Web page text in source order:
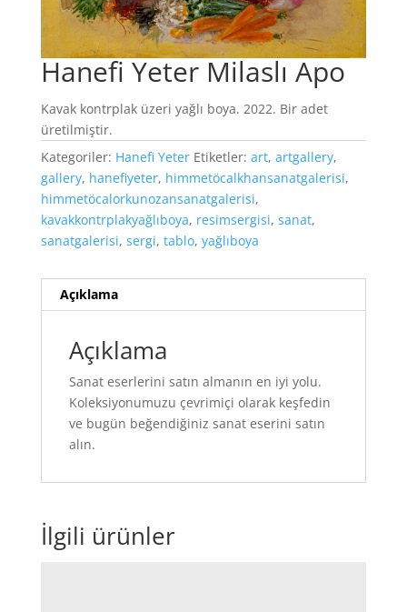
Hanefi Yeter Milaslı Apo
Kavak kontrplak üzeri yağlı boya. 2022. Bir adet
üretilmiştir.
Kategoriler: Hanefi Yeter Etiketler: art, artgallery,
gallery, hanefiyeter, himmetöcalkhansanatgalerisi,
himmetöcalorkunozansanatgalerisi,
kavakkontrplakyağlıboya, resimsergisi, sanat,
sanatgalerisi, sergi, tablo, yağlıboya
Açıklama
Açıklama
Sanat eserlerini satın almanın en iyi yolu.
Koleksiyonumuzu çevrimiçi olarak keşfedin
ve bugün beğendiğiniz sanat eserini satın
alın.
İlgili ürünler